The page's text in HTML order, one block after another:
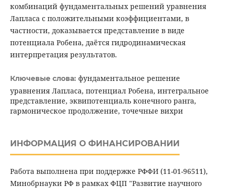
комбинаций фундаментальных решений уравнения
Лапласа с положительными коэффициентами, в
частности, доказывается представление в виде
потенциала Робена, даётся гидродинамическая
интерпретация результатов.
Ключевые слова: фундаментальное решение
уравнения Лапласа, потенциал Робена, интегральное
представление, эквипотенциаль конечного ранга,
гармоническое продолжение, точечные вихри
ИНФОРМАЦИЯ О ФИНАНСИРОВАНИИ
Работа выполнена при поддержке РФФИ (11-01-96511),
Минобрнауки РФ в рамках ФЦП "Развитие научного